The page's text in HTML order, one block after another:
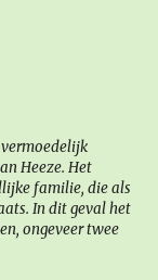
Heeze. Het
familie, die als
In dit geval het
ongeveer twee